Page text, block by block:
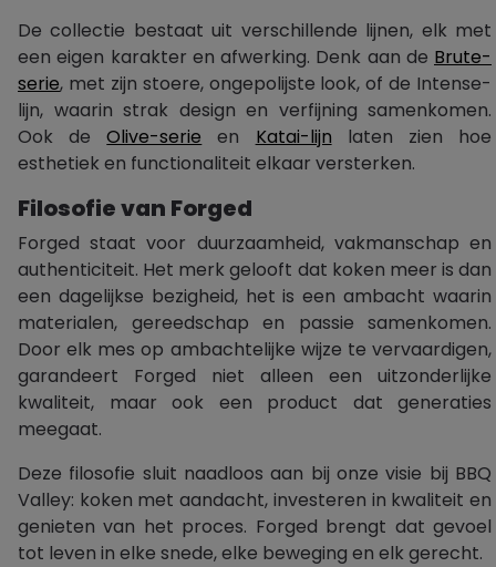
De collectie bestaat uit verschillende lijnen, elk met
een eigen karakter en afwerking. Denk aan de Brute-
serie, met zijn stoere, ongepolijste look, of de Intense-
lijn, waarin strak design en verfijning samenkomen.
Ook deOlive-serie en Katai-lijn laten zien hoe
esthetiek en functionaliteit elkaar versterken.
Filosofie van Forged
Forged staat voor duurzaamheid, vakmanschap en
authenticiteit. Het merk gelooft dat koken meer is dan
een dagelijkse bezigheid, het is een ambacht waarin
materialen, gereedschap en passie samenkomen.
Door elk mes op ambachtelijke wijze te vervaardigen,
garandeert Forged niet alleen een uitzonderlijke
kwaliteit, maar ook een product dat generaties
meegaat.
Deze filosofie sluit naadloos aan bij onze visie bij BBQ
Valley: koken met aandacht, investeren in kwaliteit en
genieten van het proces. Forged brengt dat gevoel
tot leven in elke snede, elke beweging en elk gerecht.